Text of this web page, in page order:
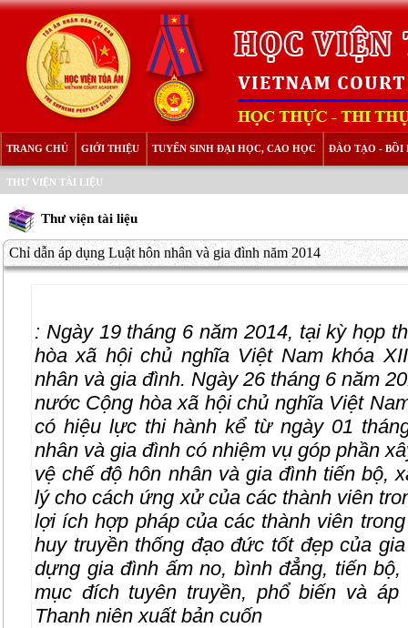
TRANG CHỦ GIỚI THIỆU TUYỂN SINH ĐẠI HỌC, CAO HỌC ĐÀO TẠO - BỒI
THƯ VIỆN TÀI LIỆU
Thư viện tài liệu
Chỉ dẫn áp dụng Luật hôn nhân và gia đình năm 2014
: Ngày 19 tháng 6 năm 2014, tại kỳ họp
hòa xã hội chủ nghĩa Việt Nam khóa
nhân và gia đình. Ngày 26 tháng 6 năm
nước Cộng hòa xã hội chủ nghĩa Việt
có hiệu lực thi hành kể từ ngày 01
nhân và gia đình có nhiệm vụ góp phần
vệ chế độ hôn nhân và gia đình tiến bộ,
lý cho cách ứng xử của các thành viên
lợi ích hợp pháp của các thành viên
huy truyền thống đạo đức tốt đẹp của
dựng gia đình ấm no, bình đẳng, tiến
mục đích tuyên truyền, phổ biến và
Thanh niên xuất bản cuốn